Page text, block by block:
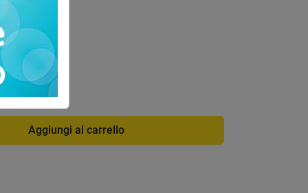
info
Aggiungi al carrello